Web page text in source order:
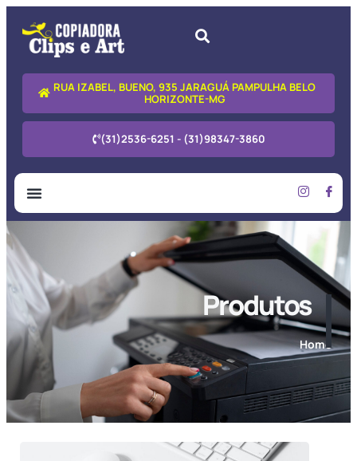
RUA IZABEL, BUENO, 935 JARAGUÁ PAMPULHA BELO
HORIZONTE-MG
(31)2536-6251 - (31)98347-3860
Produtos
Home